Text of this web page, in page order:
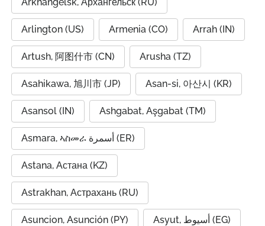
Arlington (US) Armenia (CO) Arrah (IN)
Artush, 阿图什市 (CN) Arusha (TZ)
Asahikawa, 旭川市 (JP) Asan-si, 아산시 (KR)
Asansol (IN) Ashgabat, Aşgabat (TM)
Asmara, ኣስመራ أسمرة (ER)
Astana, Астана (KZ)
Astrakhan, Астрахань (RU)
Asuncion, Asunción (PY) Asyut, أسيوط (EG)